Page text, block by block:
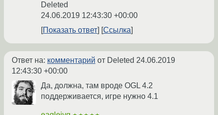
Deleted
24.06.2019 12:43:30 +00:00
Показать ответ
Ссылка
Ответ на: комментарий от Deleted 24.06.2019
12:43:30 +00:00
Да, должна, там вроде OGL 4.2
поддерживается, игре нужно 4.1